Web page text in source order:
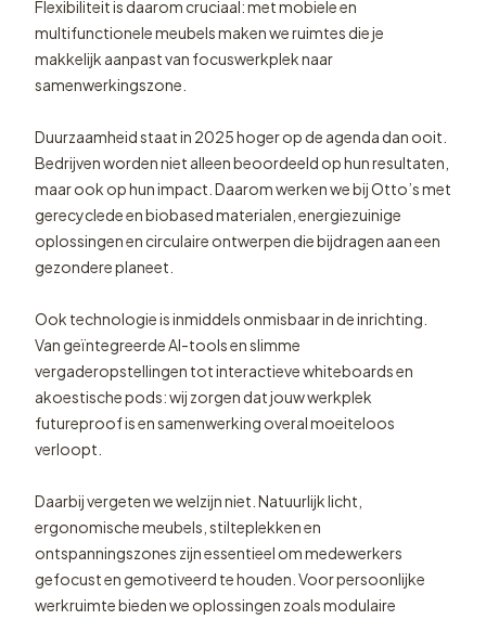
Flexibiliteit is daarom cruciaal: met mobiele en
multifunctionele meubels maken we ruimtes die je
makkelijk aanpast van focuswerkplek naar
samenwerkingszone.
Duurzaamheid staat in 2025 hoger op de agenda dan ooit.
Bedrijven worden niet alleen beoordeeld op hun resultaten,
maar ook op hun impact. Daarom werken we bij Otto’s met
gerecyclede en biobased materialen, energiezuinige
oplossingen en circulaire ontwerpen die bijdragen aan een
gezondere planeet.
Ook technologie is inmiddels onmisbaar in de inrichting.
Van geïntegreerde AI-tools en slimme
vergaderopstellingen tot interactieve whiteboards en
akoestische pods: wij zorgen dat jouw werkplek
futureproof is en samenwerking overal moeiteloos
verloopt.
Daarbij vergeten we welzijn niet. Natuurlijk licht,
ergonomische meubels, stilteplekken en
ontspanningszones zijn essentieel om medewerkers
gefocust en gemotiveerd te houden. Voor persoonlijke
werkruimte bieden we oplossingen zoals modulaire